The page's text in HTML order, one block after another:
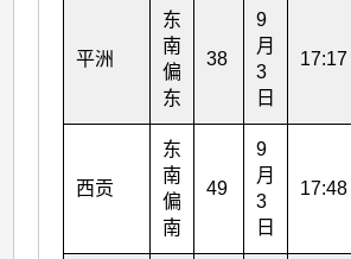
平洲
东
南
偏
东
38
9
月
3
日
17:17
西贡
东
南
偏
南
49
9
月
3
日
17:48